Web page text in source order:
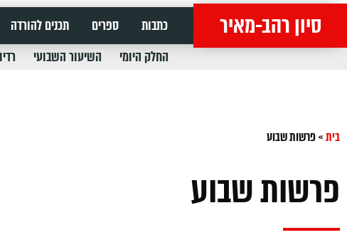
סיון רהב-מאיר כתבות ספרים תכנים להורדה
החלק היומי
השיעור השבועי
בית»פרשות שבוע
פרשות שבוע